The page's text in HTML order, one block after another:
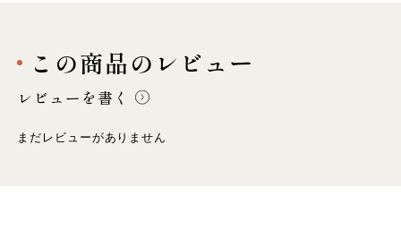
この商品のレビュー
レビューを書く
まだレビューがありません